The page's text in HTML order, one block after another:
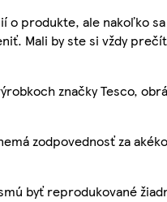
o produkte, ale nakoľko
Mali by ste si vždy
značky Tesco,
zodpovednosť za
byť reprodukované